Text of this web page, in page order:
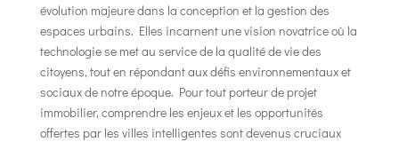
évolution majeure dans la conception et la gestion des
espaces urbains. Elles incarnent une vision novatrice où la
technologie se met au service de la qualité de vie des
citoyens, tout en répondant aux défis environnementaux et
sociaux de notre époque. Pour tout porteur de projet
immobilier, comprendre les enjeux et les opportunités
offertes par les villes intelligentes sont devenus cruciaux